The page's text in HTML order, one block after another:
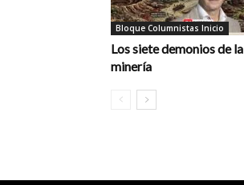
Bloque Columnistas Inicio
Los siete demonios de la
minería